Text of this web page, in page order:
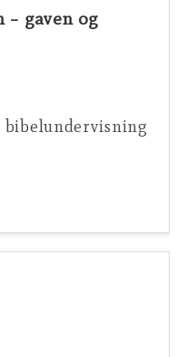
– gaven og
bibelundervisning